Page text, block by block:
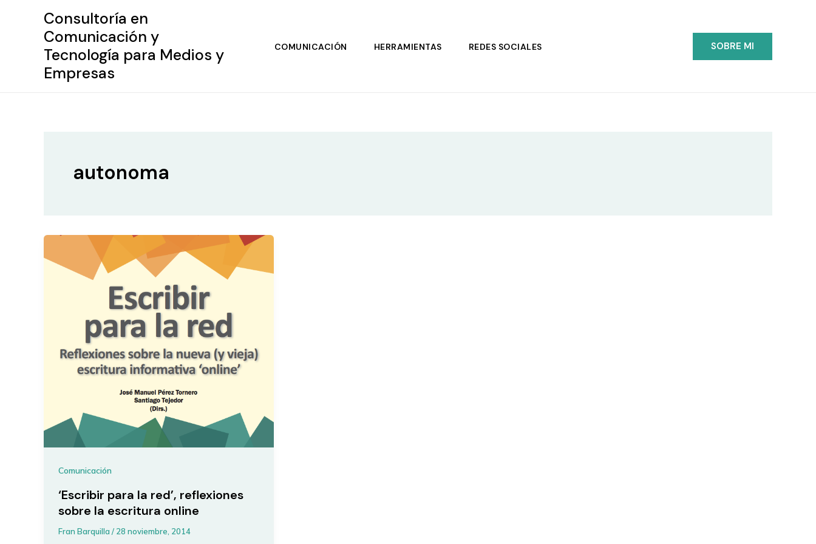
Consultoría en
Comunicación y
Tecnología para Medios y
Empresas
COMUNICACIÓN HERRAMIENTAS REDES SOCIALES SOBRE MI
autonoma
Comunicación
‘Escribir para la red’, reflexiones
sobre la escritura online
Fran Barquilla/ 28 noviembre, 2014